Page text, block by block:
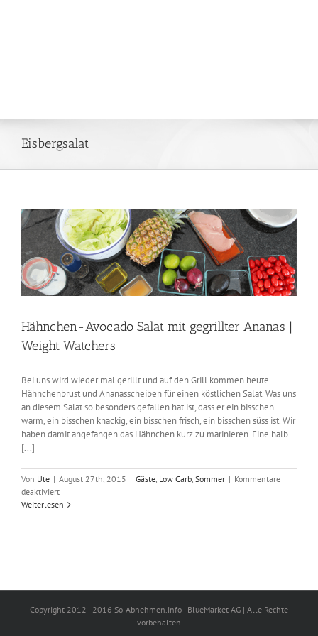
Eisbergsalat
Hähnchen-Avocado Salat mit gegrillter Ananas |
Weight Watchers
Bei uns wird wieder mal gerillt und auf den Grill kommen heute
Hähnchenbrust und Ananasscheiben für einen köstlichen Salat. Was uns
an diesem Salat so besonders gefallen hat ist, dass er ein bisschen
warm, ein bisschen knackig, ein bisschen frisch, ein bisschen süss ist. Wir
haben damit angefangen das Hähnchen kurz zu marinieren. Eine halb
[...]
Von Ute | August 27th, 2015 | Gäste, Low Carb, Sommer | Kommentare
deaktiviertfür
Hähnchen-
Avocado
Weight
Watchers
Weiterlesen
Copyright 2012 - 2016 So-Abnehmen.info - BlueMarket AG | Alle Rechte
vorbehalten